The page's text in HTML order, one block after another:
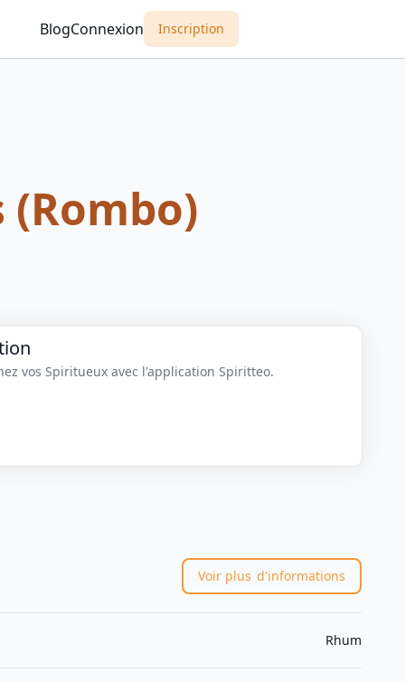
BlogConnexion Inscription
vos Spiritueux avec l'application Spiritteo.
Voir plus d'informations
Rhum